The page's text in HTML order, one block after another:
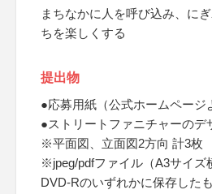
まちなかに人を呼び込み、に
ちを楽しくする
提出物
●応募用紙（公式ホームページ
●ストリートファニチャーのデ
※平面図、立面図2方向 計3枚
※jpeg/pdfファイル（A3サイズ
DVD-Rのいずれかに保存した